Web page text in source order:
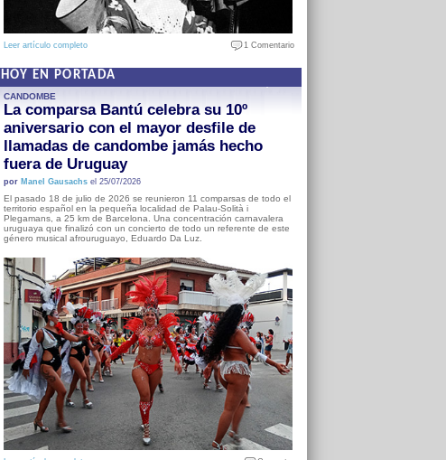
Leer artículo completo 1 Comentario
HOY EN PORTADA
CANDOMBE
La comparsa Bantú celebra su 10º
aniversario con el mayor desfile de
llamadas de candombe jamás hecho
fuera de Uruguay
por Manel Gausachsel 25/07/2026
El pasado 18 de julio de 2026 se reunieron 11 comparsas de todo el
territorio español en la pequeña localidad de Palau-Solità i
Plegamans, a 25 km de Barcelona. Una concentración carnavalera
uruguaya que finalizó con un concierto de todo un referente de este
género musical afrouruguayo, Eduardo Da Luz.